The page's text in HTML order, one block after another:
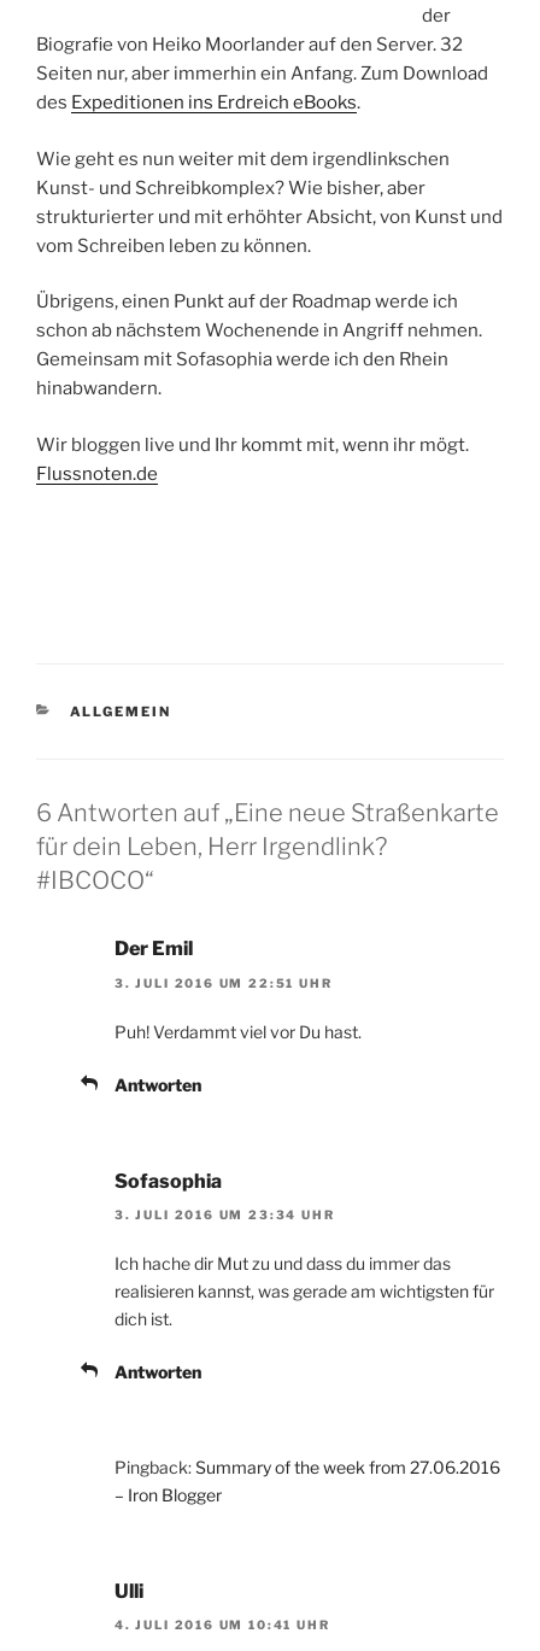
der
Biografie von Heiko Moorlander auf den Server. 32
Seiten nur, aber immerhin ein Anfang. Zum Download
des Expeditionen ins Erdreich eBooks.
Wie geht es nun weiter mit dem irgendlinkschen
Kunst- und Schreibkomplex? Wie bisher, aber
strukturierter und mit erhöhter Absicht, von Kunst und
vom Schreiben leben zu können.
Übrigens, einen Punkt auf der Roadmap werde ich
schon ab nächstem Wochenende in Angriff nehmen.
Gemeinsam mit Sofasophia werde ich den Rhein
hinabwandern.
Wir bloggen live und Ihr kommt mit, wenn ihr mögt.
Flussnoten.de
KATEGORIEN
ALLGEMEIN
6 Antworten auf „Eine neue Straßenkarte
für dein Leben, Herr Irgendlink?
#IBCOCO“
Der Emil
3. JULI 2016 UM 22:51 UHR
Puh! Verdammt viel vor Du hast.
Antworten
Sofasophia
3. JULI 2016 UM 23:34 UHR
Ich hache dir Mut zu und dass du immer das
realisieren kannst, was gerade am wichtigsten für
dich ist.
Antworten
Pingback:Summary of the week from 27.06.2016
– Iron Blogger
Ulli
4. JULI 2016 UM 10:41 UHR